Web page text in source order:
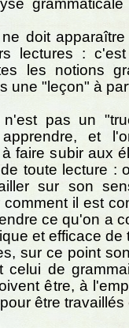
doit
lectures :
les notions
une "leçon" à
pas un
apprendre, et
faire subir aux
toute lecture :
sur son
il est
ce qu'on a
et efficace de
sur ce point
celui de
être, à
être